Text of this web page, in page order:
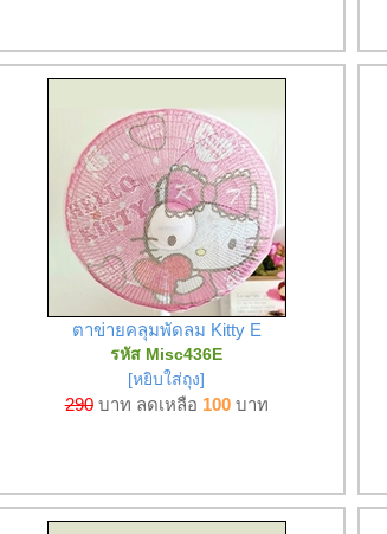
ตาข่ายคลุมพัดลม Kitty E
รหัส Misc436E
[หยิบใส่ถุง]
290บาท ลดเหลือ 100บาท